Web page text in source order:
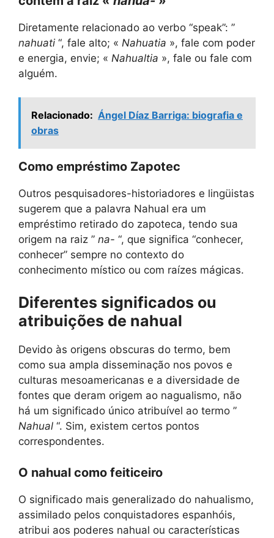
Diretamente relacionado ao verbo “speak”: ”
nahuati “, fale alto; « Nahuatia », fale com poder
e energia, envie; « Nahualtia », fale ou fale com
alguém.
Relacionado: Ángel Díaz Barriga: biografia e
obras
Como empréstimo Zapotec
Outros pesquisadores-historiadores e lingüistas
sugerem que a palavra Nahual era um
empréstimo retirado do zapoteca, tendo sua
origem na raiz ” na- “, que significa “conhecer,
conhecer” sempre no contexto do
conhecimento místico ou com raízes mágicas.
Diferentes significados ou
atribuições de nahual
Devido às origens obscuras do termo, bem
como sua ampla disseminação nos povos e
culturas mesoamericanas e a diversidade de
fontes que deram origem ao nagualismo, não
há um significado único atribuível ao termo ”
Nahual “. Sim, existem certos pontos
correspondentes.
O nahual como feiticeiro
O significado mais generalizado do nahualismo,
assimilado pelos conquistadores espanhóis,
atribui aos poderes nahual ou características